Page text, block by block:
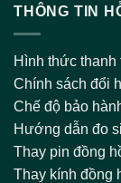
THÔNG TIN
Hình thức thanh
Chính sách đổi
Chế độ bảo
Hướng dẫn đo
Thay pin đồng
Thay kính đồng